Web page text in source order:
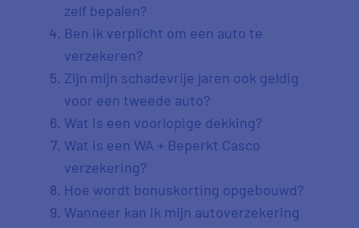
zelf bepalen?
Ben ik verplicht om een auto te
verzekeren?
Zijn mijn schadevrije jaren ook geldig
voor een tweede auto?
Wat is een voorlopige dekking?
Wat is een WA + Beperkt Casco
verzekering?
Hoe wordt bonuskorting opgebouwd?
Wanneer kan ik mijn autoverzekering